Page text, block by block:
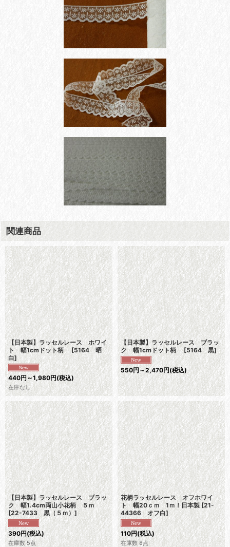
関連商品
【日本製】ラッセルレース ホワイ
ト 幅1cmドット柄 [5164 晒
白]
440円～1,980円(税込)
在庫なし
【日本製】ラッセルレース ブラッ
ク 幅1cmドット柄 [5164 黒]
550円～2,470円(税込)
【日本製】ラッセルレース ブラッ
ク 幅1.4cm両山小花柄 ５ｍ
[22-7433 黒（５ｍ）]
390円(税込)
在庫数 5点
花柄ラッセルレース オフホワイ
ト 幅20ｃｍ 1ｍ！日本製 [21-
44366 オフ白]
110円(税込)
在庫数 8点